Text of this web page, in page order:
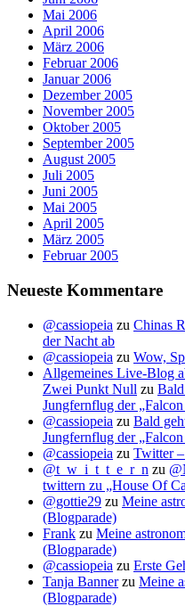
Mai 2006
April 2006
März 2006
Februar 2006
Januar 2006
Dezember 2005
November 2005
Oktober 2005
September 2005
August 2005
Juli 2005
Juni 2005
Mai 2005
April 2005
März 2005
Februar 2005
Neueste Kommentare
@cassiopeia zu Chinas
der Nacht ab
@cassiopeia zu Wow,
Allgemeines Live-Blog
Zwei Punkt Null zu Bald
Jungfernflug der
@cassiopeia zu Bald
Jungfernflug der
@cassiopeia zu Twitter
@t_w_i_t_t_e_r_n zu
twittern zu „House Of
@gottie29 zu Meine
(Blogparade)
Frank zu Meine
(Blogparade)
@cassiopeia zu Erste
Tanja Bannerzu Meine
(Blogparade)